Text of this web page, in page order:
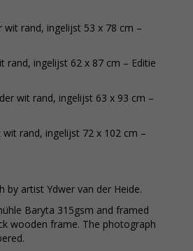
wit rand, ingelijst 53 x 78 cm –
rand, ingelijst 62 x 87 cm – Editie
wit rand, ingelijst 63 x 93 cm –
wit rand, ingelijst 72 x 102 cm –
by artist Ydwer van der Heide.
Baryta 315gsm and framed
wooden frame. The photograph